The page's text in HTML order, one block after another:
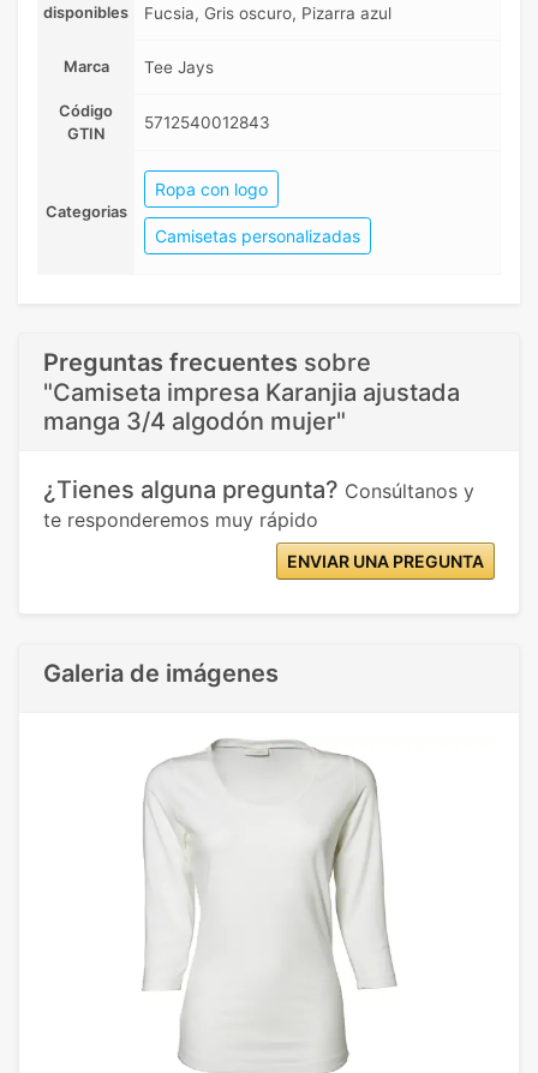
disponibles
Fucsia, Gris oscuro, Pizarra azul
Marca Tee Jays
Código
GTIN
5712540012843
Categorias
Ropa con logo
Camisetas personalizadas
Preguntas frecuentes sobre
"Camiseta impresa Karanjia ajustada
manga 3/4 algodón mujer"
¿Tienes alguna pregunta? Consúltanos y
te responderemos muy rápido
ENVIAR UNA PREGUNTA
Galeria de imágenes